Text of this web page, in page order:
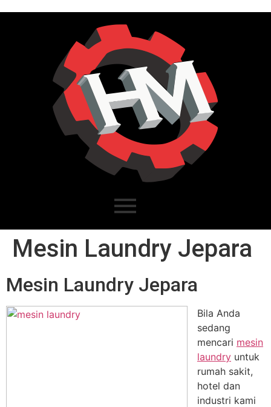
Mesin Laundry Jepara
Mesin Laundry Jepara
Bila Anda
sedang
mencari mesin
laundry untuk
rumah sakit,
hotel dan
industri kami